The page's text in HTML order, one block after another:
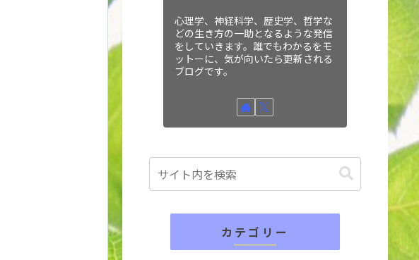
心理学、神経科学、歴史学、哲学な
どの生き方の一助となるような発信
をしていきます。誰でもわかるをモ
ットーに、気が向いたら更新される
ブログです。
カテゴリー